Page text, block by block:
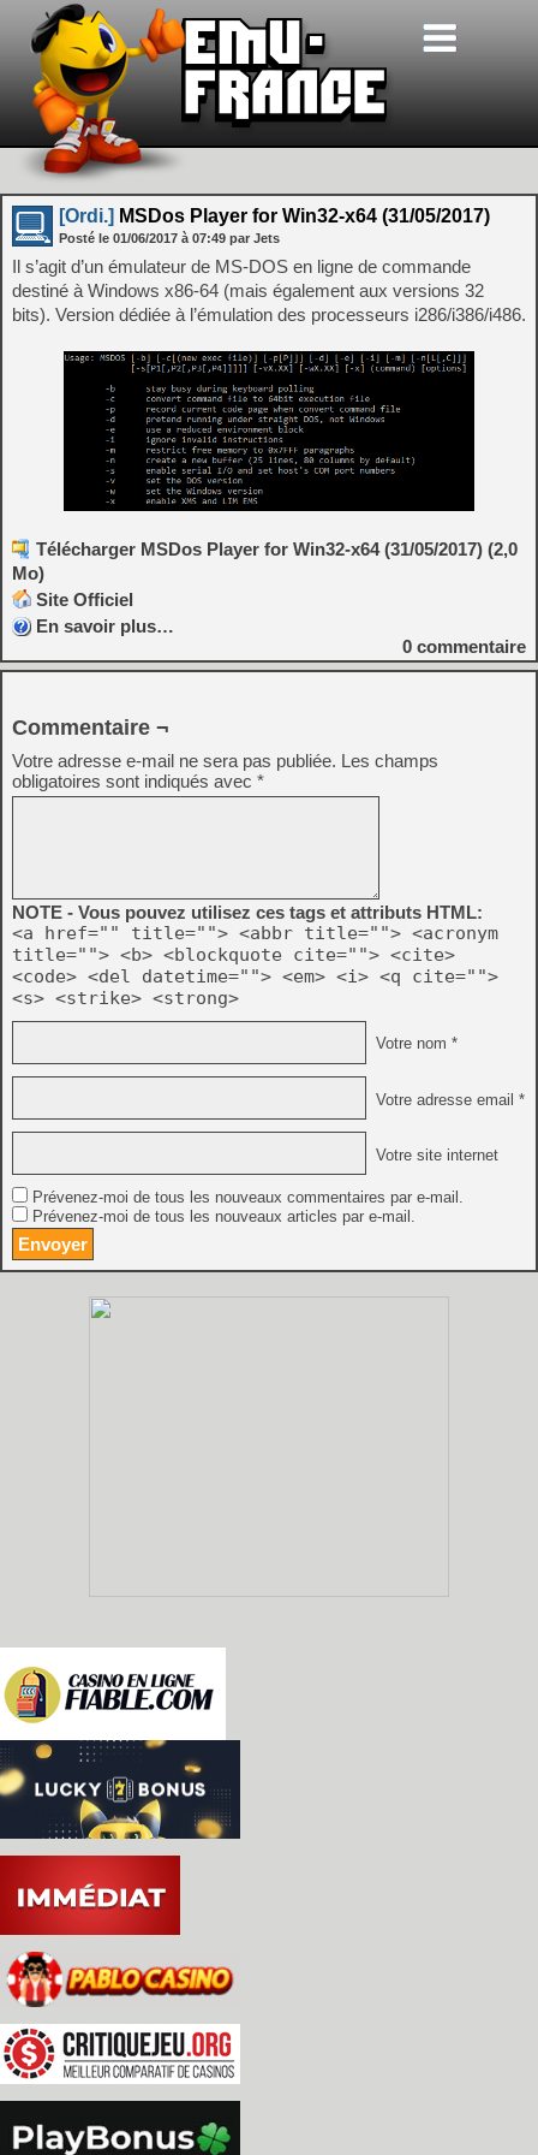
[Ordi.] MSDos Player for Win32-x64 (31/05/2017)
Posté le 01/06/2017 à 07:49 par Jets
Il s’agit d’un émulateur de MS-DOS en ligne de commande
destiné à Windows x86-64 (mais également aux versions 32
bits). Version dédiée à l’émulation des processeurs i286/i386/i486.
Télécharger MSDos Player for Win32-x64 (31/05/2017) (2,0
Mo)
Site Officiel
En savoir plus…
0 commentaire
Commentaire ¬
Votre adresse e-mail ne sera pas publiée. Les champs
obligatoires sont indiqués avec *
NOTE - Vous pouvez utilisez ces tags et attributs HTML:
<a href="" title=""> <abbr title=""> <acronym
title=""> <b> <blockquote cite=""> <cite>
<code> <del datetime=""> <em> <i> <q cite="">
<s> <strike> <strong>
Votre nom *
Votre adresse email *
Votre site internet
Prévenez-moi de tous les nouveaux commentaires par e-mail.
Prévenez-moi de tous les nouveaux articles par e-mail.